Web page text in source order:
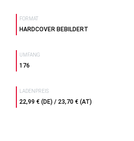
FORMAT
HARDCOVER BEBILDERT
UMFANG
176
LADENPREIS
22,99 € (DE) / 23,70 € (AT)